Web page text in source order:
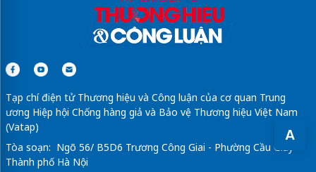
A
Tạp chí điện tử Thương hiệu và Công luận của cơ quan Trung
ương Hiệp hội Chống hàng giả và Bảo vệ Thương hiệu Việt Nam
(Vatap)
Tòa soạn: Ngõ 56/ B5D6 Trương Công Giai - Phường Cầu Giấy -
Thành phố Hà Nội